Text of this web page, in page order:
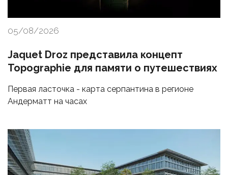
05/08/2026
Jaquet Droz представила концепт
Topographie для памяти о путешествиях
Первая ласточка - карта серпантина в регионе
Андерматт на часах